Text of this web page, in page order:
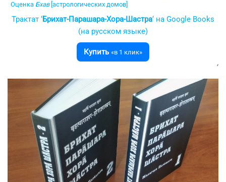
Оценка Бхав[астрологических домов]
Трактат ‘Брихат-Парашара-Хора-Шастра‘ на Google Books
(на русском языке)
Купить «в 1 клик»
‘